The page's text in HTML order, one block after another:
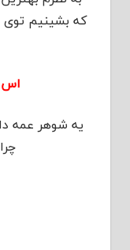
که بشینیم توی
اس
یه شوهر عمه